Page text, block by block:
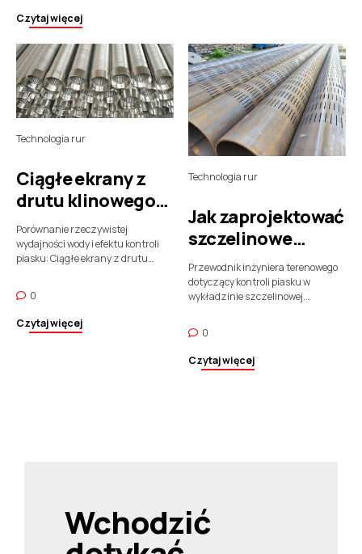
Czytaj więcej
Technologia rur
0
Ciągłe ekrany z
drutu klinowego
vs. Sita
perforowane/mostkowe/szczelinowe
Porównanie rzeczywistej
wydajności wody i efektu kontroli
piasku: Ciągłe ekrany z drutu
– surowe dane inżyniera
terenowego
Czytaj więcej
Technologia rur
0
Jak zaprojektować
szczelinowe
wykładziny do
kontroli piasku:
Przewodnik
terenowy
Przewodnik inżyniera terenowego
dotyczący kontroli piasku w
wykładzinie szczelinowej.
gniazda, analiza erozji, i studia
przypadków niepowodzeń z 25 lat
w realizacji projektów naftowo-
gazowych.
Czytaj więcej
Wchodzić